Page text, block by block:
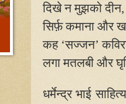
दिखे न मुझको दीन
सिर्फ़ कमाना और
कह ‘सज्जन’
लगा मतलबी और
धर्मेन्द्र भाई